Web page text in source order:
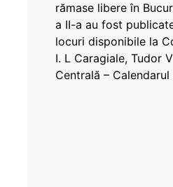
rămase libere în
a II-a au fost
locuri disponibile la
I. L Caragiale, Tudor
Centrală –